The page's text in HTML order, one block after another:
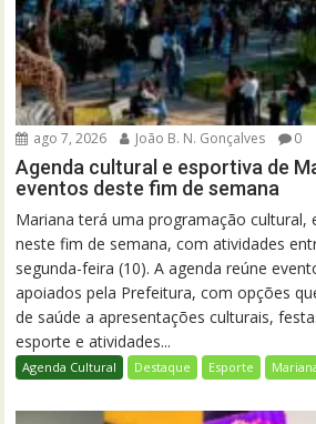
ago 7, 2026 João B. N. Gonçalves 0
Agenda cultural e esportiva de
eventos deste fim de semana
Mariana terá uma programação cultural,
neste fim de semana, com atividades
segunda-feira (10). A agenda reúne
apoiados pela Prefeitura, com opções
de saúde a apresentações culturais,
esporte e atividades...
Agenda Cultural Destaque Esporte